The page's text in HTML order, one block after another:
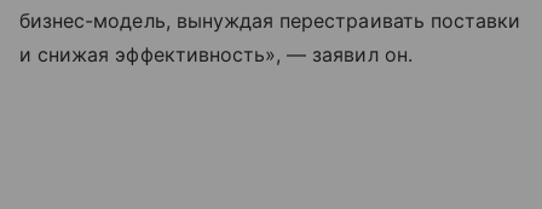
бизнес-модель, вынуждая перестраивать поставки
и снижая эффективность», — заявил он.